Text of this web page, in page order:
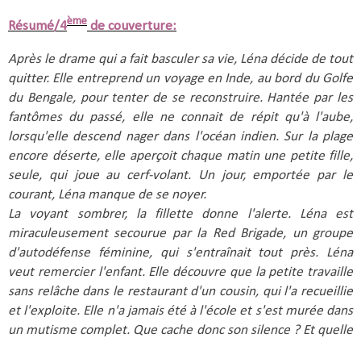
Résumé/4ème de couverture:
Après le drame qui a fait basculer sa vie, Léna décide de tout
quitter. Elle entreprend un voyage en Inde, au bord du Golfe
du Bengale, pour tenter de se reconstruire. Hantée par les
fantômes du passé, elle ne connait de répit qu'à l'aube,
lorsqu'elle descend nager dans l'océan indien. Sur la plage
encore déserte, elle aperçoit chaque matin une petite fille,
seule, qui joue au cerf-volant. Un jour, emportée par le
courant, Léna manque de se noyer.
La voyant sombrer, la fillette donne l'alerte. Léna est
miraculeusement secourue par la Red Brigade, un groupe
d'autodéfense féminine, qui s'entraînait tout près. Léna
veut remercier l'enfant. Elle découvre que la petite travaille
sans relâche dans le restaurant d'un cousin, qui l'a recueillie
et l'exploite. Elle n'a jamais été à l'école et s'est murée dans
un mutisme complet. Que cache donc son silence ? Et quelle